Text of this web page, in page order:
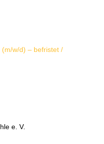
w/d) – befristet /
e. V.